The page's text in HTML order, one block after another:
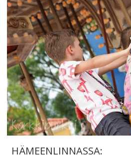
HÄMEENLINNASSA: